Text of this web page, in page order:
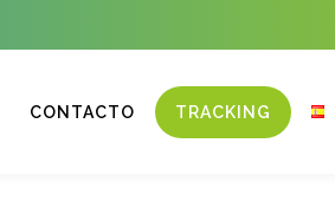
CONTACTO TRACKING